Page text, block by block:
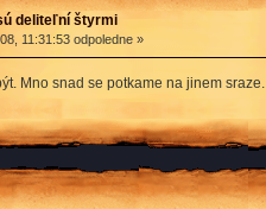
deliteľní štyrmi
11:31:53 odpoledne »
Mno snad se potkame na jinem sraze.